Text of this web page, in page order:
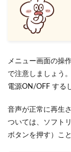
メニュー画面の操
で注意しましょう。
電源ON/OFF する
音声が正常に再生
ついては、ソフト
ボタンを押す）こ